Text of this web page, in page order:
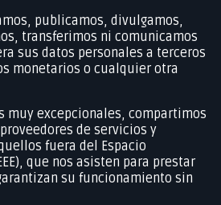
publicamos, divulgamos,
transferimos ni comunicamos
sus datos personales a terceros
monetarios o cualquier otra
muy excepcionales, compartimos
de servicios y
fuera del Espacio
que nos asisten para prestar
su funcionamiento sin